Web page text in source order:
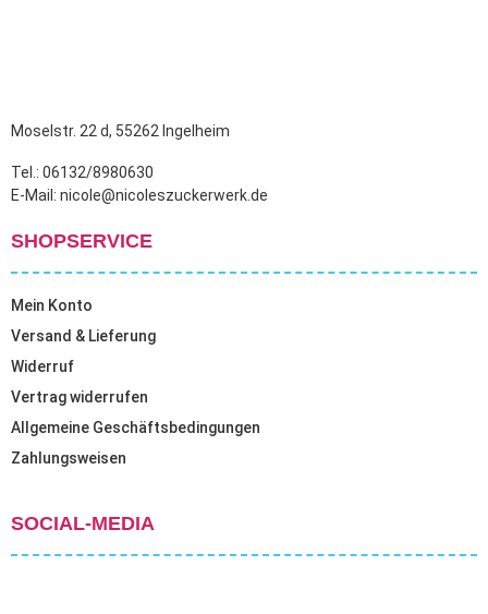
Moselstr. 22 d, 55262 Ingelheim
Tel.: 06132/8980630
E-Mail: nicole@nicoleszuckerwerk.de
SHOPSERVICE
Mein Konto
Versand & Lieferung
Widerruf
Vertrag widerrufen
Allgemeine Geschäftsbedingungen
Zahlungsweisen
SOCIAL-MEDIA